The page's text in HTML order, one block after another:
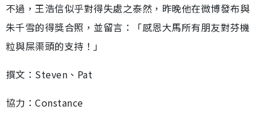
不過，王浩信似乎對得失處之泰然，昨晚他在微博發布與
朱千雪的得獎合照，並留言：「感恩大馬所有朋友對芬機
粒與屎渠頭的支持！」
撰文：Steven、Pat
協力：Constance